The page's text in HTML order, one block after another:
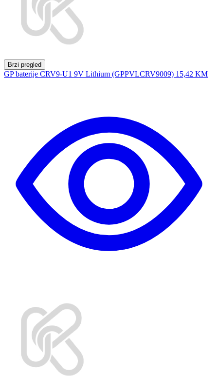
Brzi pregled
GP baterije CRV9-U1 9V Lithium (GPPVLCRV9009) 15,42 KM